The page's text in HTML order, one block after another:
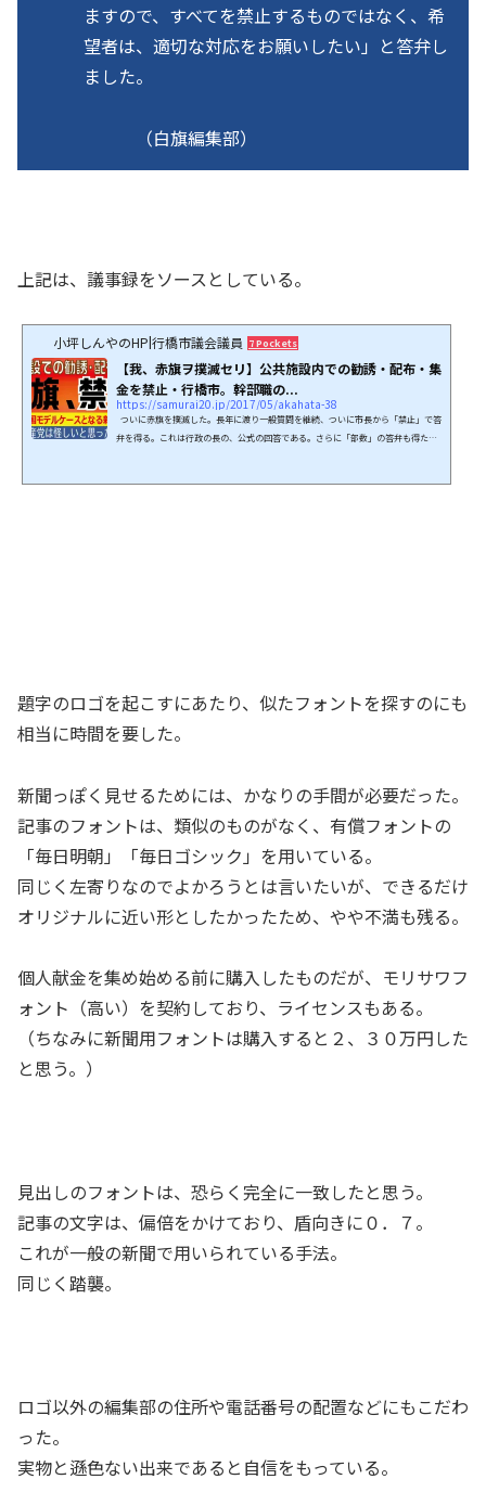
ますので、すべてを禁止するものではなく、希
望者は、適切な対応をお願いしたい」と答弁し
ました。
（白旗編集部）
上記は、議事録をソースとしている。
小坪しんやのHP|行橋市議会議員 7 Pockets
【我、赤旗ヲ撲滅セリ】公共施設内での勧誘・配布・集
金を禁止・行橋市。幹部職の...
https://samurai20.jp/2017/05/akahata-38
ついに赤旗を撲滅した。長年に渡り一般質問を継続、ついに市長から「禁止」で答
弁を得る。これは行政の長の、公式の回答である。さらに「部数」の答弁も得たの
題字のロゴを起こすにあたり、似たフォントを探すのにも
相当に時間を要した。
新聞っぽく見せるためには、かなりの手間が必要だった。
記事のフォントは、類似のものがなく、有償フォントの
「毎日明朝」「毎日ゴシック」を用いている。
同じく左寄りなのでよかろうとは言いたいが、できるだけ
オリジナルに近い形としたかったため、やや不満も残る。
個人献金を集め始める前に購入したものだが、モリサワフ
ォント（高い）を契約しており、ライセンスもある。
（ちなみに新聞用フォントは購入すると２、３０万円した
と思う。）
見出しのフォントは、恐らく完全に一致したと思う。
記事の文字は、偏倍をかけており、盾向きに０．７。
これが一般の新聞で用いられている手法。
同じく踏襲。
ロゴ以外の編集部の住所や電話番号の配置などにもこだわ
った。
実物と遜色ない出来であると自信をもっている。